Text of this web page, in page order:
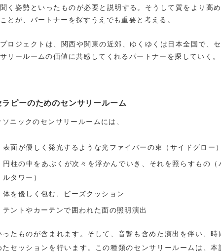
聞く姿勢といったものが必要と説明する。そうして質をより高
ことが、パートナーを探すうえでも重要と考える。
プロジェクトは、関西や関東の近郊、ゆくゆくは日本全国で、
サリールームの価値に共感してくれるパートナーを探していく。
ラピーのためのセンサリールーム
ソニックのセンサリールームには、
表面が優しく発光するような光ファイバーの束（サイドグロー）
円柱の中をあぶくが次々を浮かんでいき、それを照らすもの（
ルタワー）
体を優しく包む、ビーズクッション
テントやカーテンで囲われた面の照明演出
ったものが含まれます。そして、音響も含めた演出を伴い、時
たセッションを行います。この種類のセンサリールームは、本